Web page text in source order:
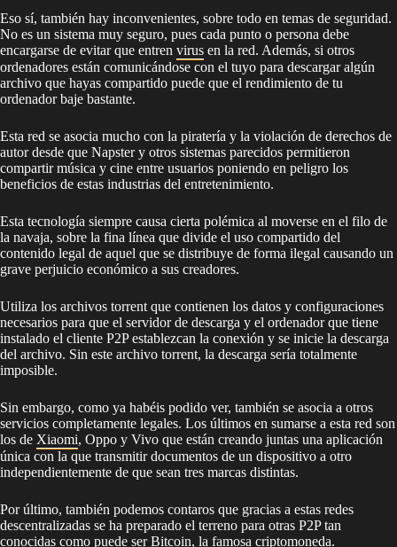
Eso sí, también hay inconvenientes, sobre todo en temas de seguridad.
No es un sistema muy seguro, pues cada punto o persona debe
encargarse de evitar que entren virus en la red. Además, si otros
ordenadores están comunicándose con el tuyo para descargar algún
archivo que hayas compartido puede que el rendimiento de tu
ordenador baje bastante.
Esta red se asocia mucho con la piratería y la violación de derechos de
autor desde que Napster y otros sistemas parecidos permitieron
compartir música y cine entre usuarios poniendo en peligro los
beneficios de estas industrias del entretenimiento.
Esta tecnología siempre causa cierta polémica al moverse en el filo de
la navaja, sobre la fina línea que divide el uso compartido del
contenido legal de aquel que se distribuye de forma ilegal causando un
grave perjuicio económico a sus creadores.
Utiliza los archivos torrent que contienen los datos y configuraciones
necesarios para que el servidor de descarga y el ordenador que tiene
instalado el cliente P2P establezcan la conexión y se inicie la descarga
del archivo. Sin este archivo torrent, la descarga sería totalmente
imposible.
Sin embargo, como ya habéis podido ver, también se asocia a otros
servicios completamente legales. Los últimos en sumarse a esta red son
los de Xiaomi, Oppo y Vivo que están creando juntas una aplicación
única con la que transmitir documentos de un dispositivo a otro
independientemente de que sean tres marcas distintas.
Por último, también podemos contaros que gracias a estas redes
descentralizadas se ha preparado el terreno para otras P2P tan
conocidas como puede ser Bitcoin, la famosa criptomoneda.